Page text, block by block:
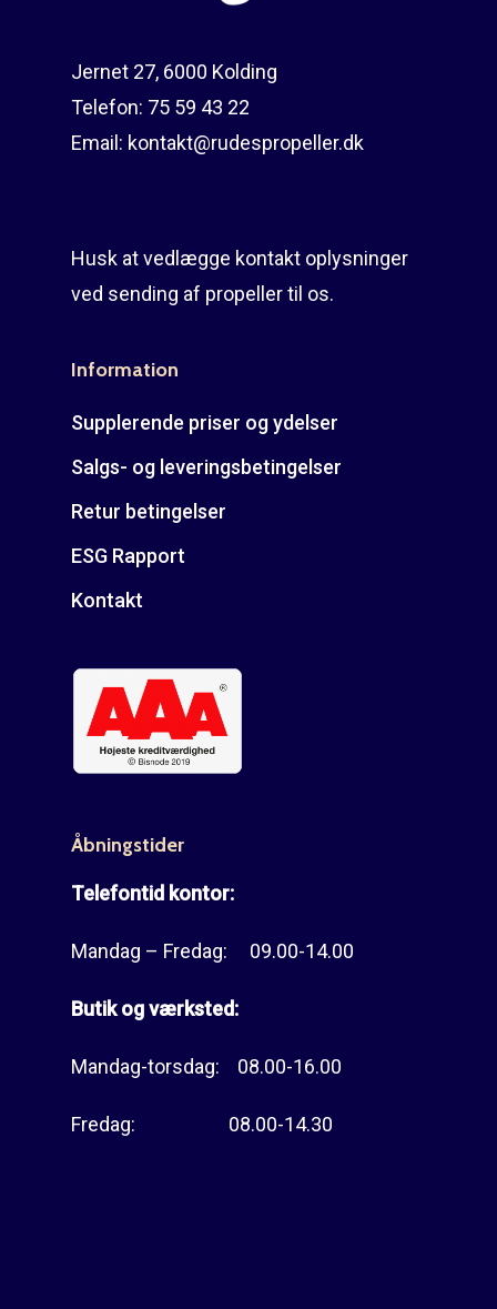
Jernet 27, 6000 Kolding
Telefon: 75 59 43 22
Email: kontakt@rudespropeller.dk
Husk at vedlægge kontakt oplysninger
ved sending af propeller til os.
Information
Supplerende priser og ydelser
Salgs- og leveringsbetingelser
Retur betingelser
ESG Rapport
Kontakt
Åbningstider
Telefontid kontor:
Mandag – Fredag: 09.00-14.00
Butik og værksted:
Mandag-torsdag: 08.00-16.00
Fredag: 08.00-14.30
Afmontering af propel
venstre?
Ring på 75 59 43
T: 75 59 43 22